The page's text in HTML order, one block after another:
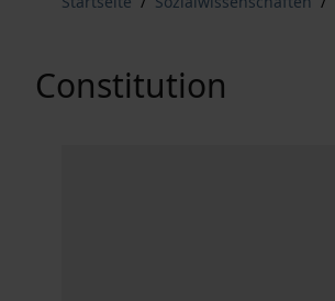
Constitution